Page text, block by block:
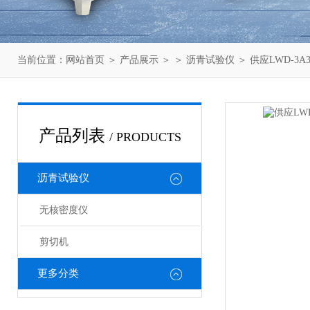
当前位置： 网站首页 ＞ 产品展示 ＞ ＞ 沥青试验仪 ＞ 供应LWD-
产品列表 / PRODUCTS
沥青试验仪
无核密度仪
剪切机
更多分类